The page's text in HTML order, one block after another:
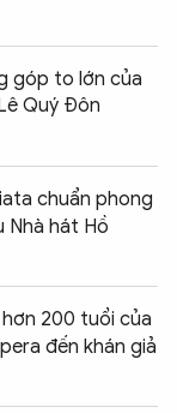
góp to lớn của
Quý Đôn
chuẩn phong
Nhà hát Hồ
200 tuổi của
đến khán giả